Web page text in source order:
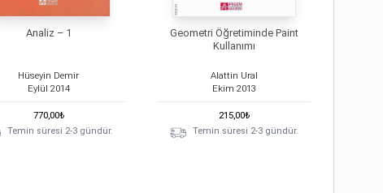
Analiz – 1
Hüseyin Demir
Eylül 2014
770,00₺
Temin süresi 2-3 gündür.
Geometri Öğretiminde Paint
Kullanımı
Alattin Ural
Ekim 2013
215,00₺
Temin süresi 2-3 gündür.